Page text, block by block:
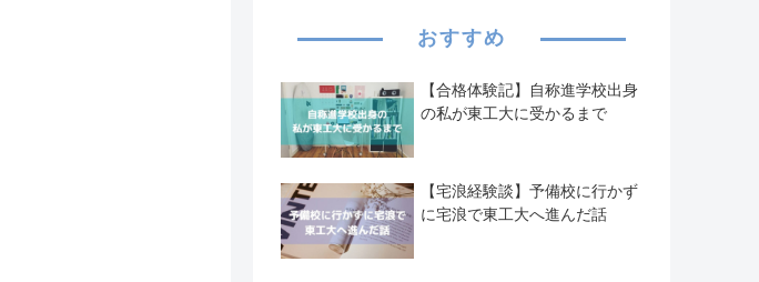
おすすめ
【合格体験記】自称進学校出身
の私が東工大に受かるまで
【宅浪経験談】予備校に行かず
に宅浪で東工大へ進んだ話